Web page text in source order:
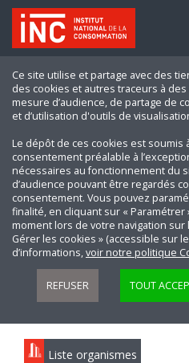
Ce site utilise et partage avec des
des cookies et autres traceurs à
mesure d’audience, de partage de
et d’utilisation d'outils de
Le dépôt de ces cookies est soumis
consentement préalable à
nécessaires au fonctionnement du
d’audience pouvant être regardés
consentement. Vous pouvez
finalité, en cliquant sur «
moment lors de votre navigation sur
Gérer les cookies » (accessible sur
d’informations,voir notre politique
REFUSER TOUT
Liste organismes